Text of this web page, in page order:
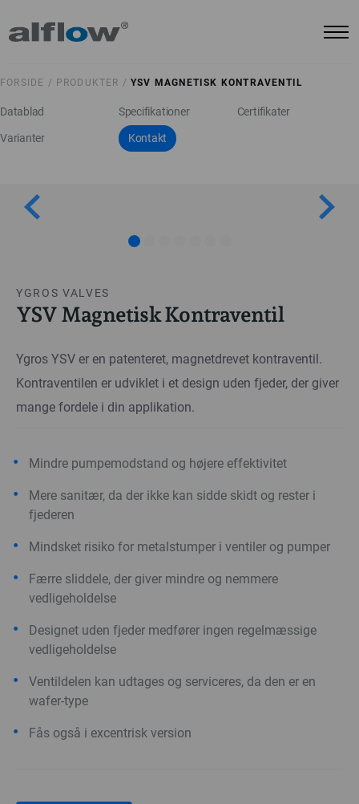
FORSIDE / PRODUKTER / YSV MAGNETISK KONTRAVENTIL
Datablad Specifikationer Certifikater
Varianter Kontakt
YGROS VALVES
YSV Magnetisk Kontraventil
Ygros YSV er en patenteret, magnetdrevet kontraventil.
Kontraventilen er udviklet i et design uden fjeder, der giver
mange fordele i din applikation.
Mindre pumpemodstand og højere effektivitet
Mere sanitær, da der ikke kan sidde skidt og rester i
fjederen
Mindsket risiko for metalstumper i ventiler og pumper
Færre sliddele, der giver mindre og nemmere
vedligeholdelse
Designet uden fjeder medfører ingen regelmæssige
vedligeholdelse
Ventildelen kan udtages og serviceres, da den er en
wafer-type
Fås også i excentrisk version